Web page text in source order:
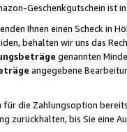
Geschenkgutschein ist
Ihnen einen Scheck in
behalten wir uns das
genannten
angegebene
die Zahlungsoption
zurückhalten, bis Sie